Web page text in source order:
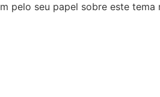
pelo seu papel sobre este tema